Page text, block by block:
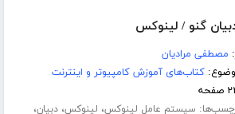
گنو / لینوکس
مصطفی مرادیان
کتاب‌های آموزش کامپیوتر و اینترنت
سیستم عامل لینوکس، لینوکس،دبیان،